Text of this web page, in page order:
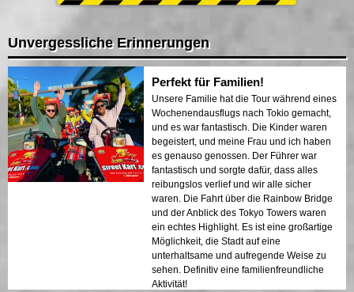
Unvergessliche Erinnerungen
Perfekt für Familien!
Unsere Familie hat die Tour während eines
Wochenendausflugs nach Tokio gemacht,
und es war fantastisch. Die Kinder waren
begeistert, und meine Frau und ich haben
es genauso genossen. Der Führer war
fantastisch und sorgte dafür, dass alles
reibungslos verlief und wir alle sicher
waren. Die Fahrt über die Rainbow Bridge
und der Anblick des Tokyo Towers waren
ein echtes Highlight. Es ist eine großartige
Möglichkeit, die Stadt auf eine
unterhaltsame und aufregende Weise zu
sehen. Definitiv eine familienfreundliche
Aktivität!